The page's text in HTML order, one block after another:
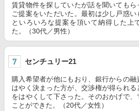
賃貸物件を探していたが話を聞いても
ご提案をいただいた。最初は少し戸惑
といろいろな提案を頂いて納得した上
た。（30代／男性）
センチュリー21
購入希望者が他にもおり、銀行からの
はやく決まった方が、交渉権が得られる
をはやくして下さった。そのおかげで、
ことができた。（20代／女性）